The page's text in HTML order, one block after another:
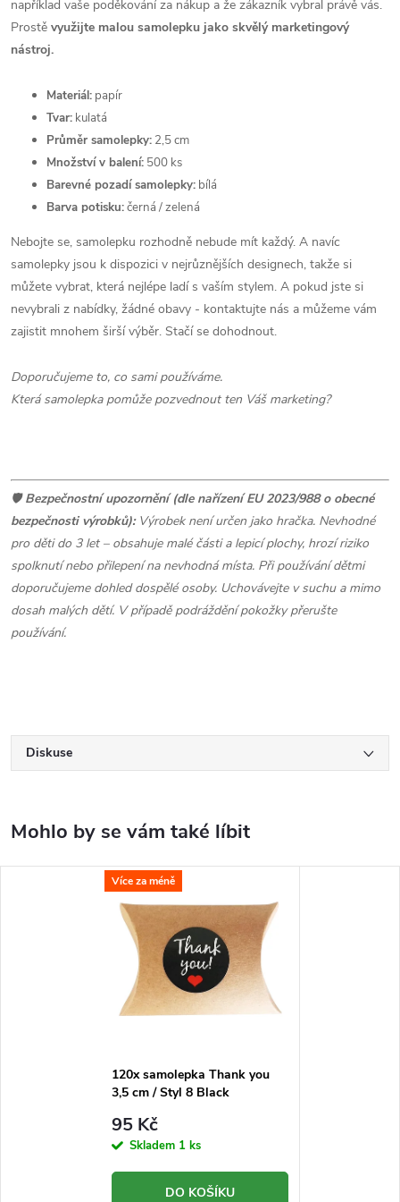
například vaše poděkování za nákup a že zákazník vybral právě vás.
Prostě využijte malou samolepku jako skvělý marketingový
nástroj.
Materiál: papír
Tvar: kulatá
Průměr samolepky: 2,5 cm
Množství v balení: 500 ks
Barevné pozadí samolepky: bílá
Barva potisku:černá / zelená
Nebojte se, samolepku rozhodně nebude mít každý. A navíc
samolepky jsou k dispozici v nejrůznějších designech, takže si
můžete vybrat, která nejlépe ladí s vaším stylem. A pokud jste si
nevybrali z nabídky, žádné obavy - kontaktujte nás a můžeme vám
zajistit mnohem širší výběr. Stačí se dohodnout.
Doporučujeme to, co sami používáme.
Která samolepka pomůže pozvednout ten Váš marketing?
🛡️Bezpečnostní upozornění (dle nařízení EU 2023/988 o obecné
bezpečnosti výrobků): Výrobek není určen jako hračka. Nevhodné
pro děti do 3 let – obsahuje malé části a lepicí plochy, hrozí riziko
spolknutí nebo přilepení na nevhodná místa. Při používání dětmi
doporučujeme dohled dospělé osoby. Uchovávejte v suchu a mimo
dosah malých dětí. V případě podráždění pokožky přerušte
používání.
Diskuse
Více za méně
120x samolepka Thank you
3,5 cm / Styl 8 Black
95 Kč
Skladem 1 ks
DO KOŠÍKU